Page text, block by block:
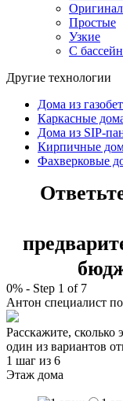
Простые
Узкие
С
Другие технологии
Дома из
Каркасные
Дома из SIP-
Кирпичные
Фахверковые
0% - Step 1 of 7
Антон специалист
Расскажите,
один из вариантов
1 шаг из 6
Этаж дома